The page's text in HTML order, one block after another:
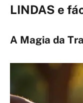
LINDAS e
A Magia da